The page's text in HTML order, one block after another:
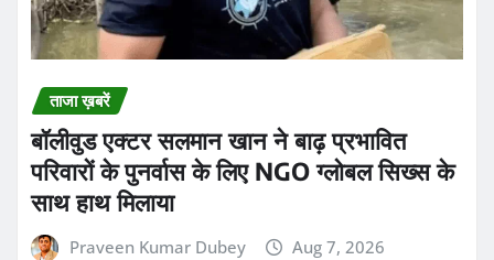
ताजा ख़बरें
बॉलीवुड एक्टर सलमान खान ने बाढ़ प्रभावित
परिवारों के पुनर्वास के लिए NGO ग्लोबल सिख्स के
साथ हाथ मिलाया
Praveen Kumar Dubey Aug 7, 2026